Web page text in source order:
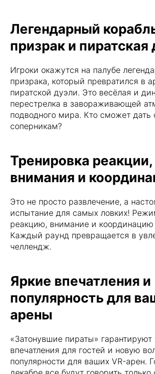
Легендарный
призрак и пиратская
Игроки окажутся на палубе
призрака, который превратился в
пиратской дуэли. Это весёлая и
перестрелка в завораживающей
подводного мира. Кто сможет дать
соперникам?
Тренировка реакции,
внимания и
Это не просто развлечение, а
испытание для самых ловких!
реакцию, внимание и
Каждый раунд превращается в
челлендж.
Яркие впечатления и
популярность для
арены
«Затонувшие пираты» гарантируют
впечатления для гостей и новую
популярности для ваших VR-арен.